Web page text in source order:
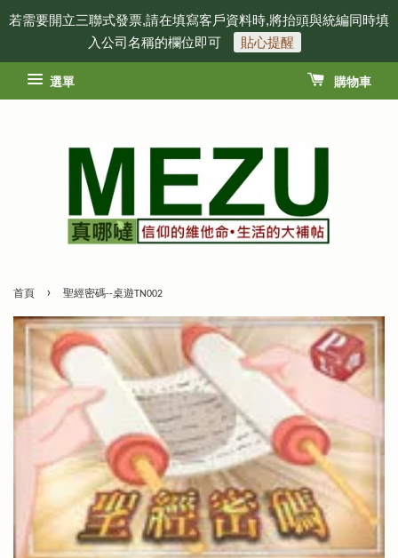
若需要開立三聯式發票,請在填寫客戶資料時,將抬頭與統編同時填
入公司名稱的欄位即可
貼心提醒
選單 購物車
首頁 › 聖經密碼--桌遊TN002